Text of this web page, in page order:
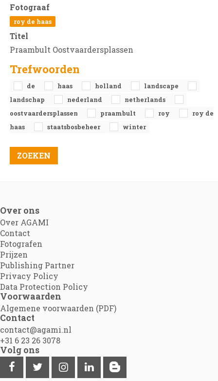
Fotograaf
roy de haas
Titel
Praambult Oostvaardersplassen
Trefwoorden
de haas holland
landscape
landschap
nederland
netherlands
oostvaardersplassen
praambult roy
roy de
haas
staatsbosbeheer winter
Over ons
Over AGAMI
Contact
Fotografen
Prijzen
Publishing Partner
Privacy Policy
Data Protection Policy
Voorwaarden
Algemene voorwaarden (PDF)
Contact
contact@agami.nl
+31 6 23 26 3078
Volg ons